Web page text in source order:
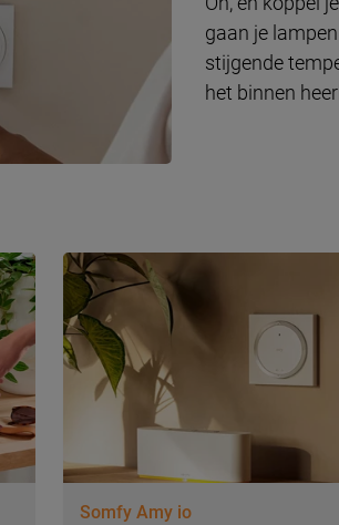
gaan je
stijgende
het binnen
Somfy Amy io